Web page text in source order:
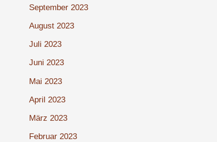
September 2023
August 2023
Juli 2023
Juni 2023
Mai 2023
April 2023
März 2023
Februar 2023